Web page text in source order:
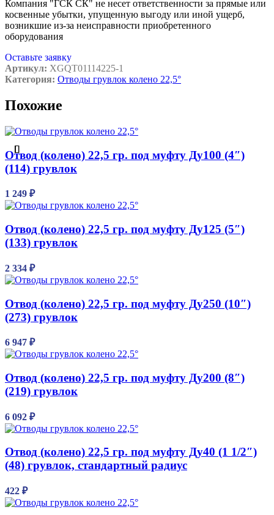
Компания "ГСК СК" не несет ответственности за прямые или
косвенные убытки, упущенную выгоду или иной ущерб,
возникшие из-за неисправности приобретенного
оборудования
Оставьте заявку
Артикул: XGQT01114225-1
Категория: Отводы грувлок колено 22,5°
Похожие
Отвод (колено) 22,5 гр. под муфту Ду100 (4″)
(114) грувлок
1 249 ₽
Отвод (колено) 22,5 гр. под муфту Ду125 (5″)
(133) грувлок
2 334 ₽
Отвод (колено) 22,5 гр. под муфту Ду250 (10″)
(273) грувлок
6 947 ₽
Отвод (колено) 22,5 гр. под муфту Ду200 (8″)
(219) грувлок
6 092 ₽
Отвод (колено) 22,5 гр. под муфту Ду40 (1 1/2″)
(48) грувлок, стандартный радиус
422 ₽